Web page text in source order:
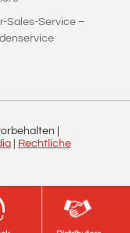
Sales-Service –
|
|
Rechtliche